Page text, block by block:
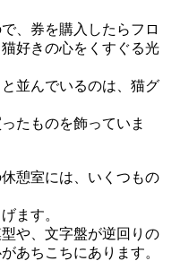
、券を購入したらフロ
好きの心をくすぐる光
並んでいるのは、猫グ
たものを飾っていま
憩室には、いくつもの
ます。
や、文字盤が逆回りの
あちこちにあります。